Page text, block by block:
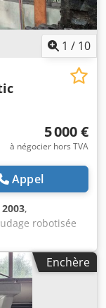
1 / 10
5 000 €
à négocier hors TVA
Appel
2003,
robotisée
détachées ou
d’occasion
robotisée
ABB IRB
de
Enchère